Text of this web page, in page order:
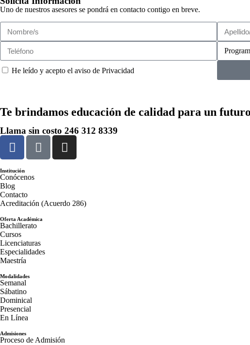
Uno de nuestros asesores se pondrá en contacto contigo en breve.
He leído y acepto el aviso de Privacidad
Te brindamos educación de calidad para un
Llama sin costo 246 312 8339
Institución
Conócenos
Blog
Contacto
Acreditación (Acuerdo 286)
Oferta Académica
Bachillerato
Cursos
Licenciaturas
Especialidades
Maestría
Modalidades
Semanal
Sábatino
Dominical
Presencial
En Línea
Admisiones
Proceso de Admisión